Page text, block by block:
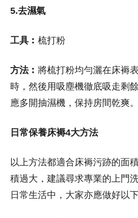
5.去濕氣
工具︰ 梳打粉
方法︰ 將梳打粉均勻灑在床褥
時，然後用吸塵機徹底吸走剩
應多開抽濕機，保持房間乾爽。
日常保養床褥4大方法
以上方法都適合床褥污跡的面
積過大，建議尋求專業的上門
日常生活中，大家亦應做好以